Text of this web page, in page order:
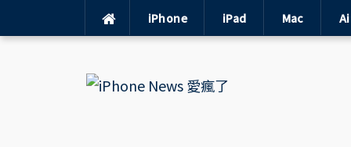
iPhone iPad Mac